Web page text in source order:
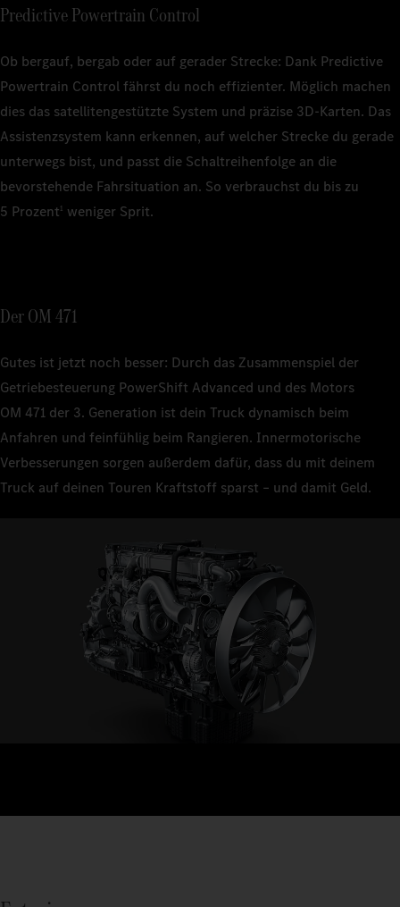
Predictive Powertrain Control
Ob bergauf, bergab oder auf gerader Strecke: Dank Predictive
Powertrain Control fährst du noch effizienter. Möglich machen
dies das satellitengestützte System und präzise 3D‑Karten. Das
Assistenzsystem kann erkennen, auf welcher Strecke du gerade
unterwegs bist, und passt die Schaltreihenfolge an die
bevorstehende Fahrsituation an. So verbrauchst du bis zu
5 Prozent1 weniger Sprit.
Der OM 471
Gutes ist jetzt noch besser: Durch das Zusammenspiel der
Getriebesteuerung PowerShift Advanced und des Motors
OM 471 der 3. Generation ist dein Truck dynamisch beim
Anfahren und feinfühlig beim Rangieren. Innermotorische
Verbesserungen sorgen außerdem dafür, dass du mit deinem
Truck auf deinen Touren Kraftstoff sparst – und damit Geld.